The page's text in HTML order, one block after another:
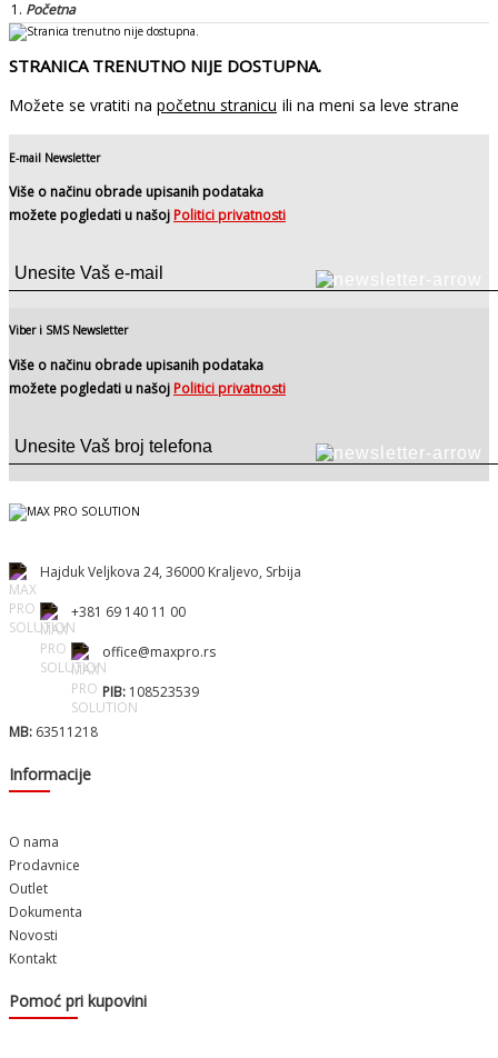
Početna
STRANICA TRENUTNO NIJE DOSTUPNA.
Možete se vratiti na početnu stranicu ili na meni sa leve strane
E-mail Newsletter
Više o načinu obrade upisanih podataka
možete pogledati u našoj Politici privatnosti
Viber i SMS Newsletter
Više o načinu obrade upisanih podataka
možete pogledati u našoj Politici privatnosti
Hajduk Veljkova 24, 36000 Kraljevo, Srbija
+381 69 140 11 00
office@maxpro.rs
PIB: 108523539
MB: 63511218
Informacije
O nama
Prodavnice
Outlet
Dokumenta
Novosti
Kontakt
Pomoć pri kupovini